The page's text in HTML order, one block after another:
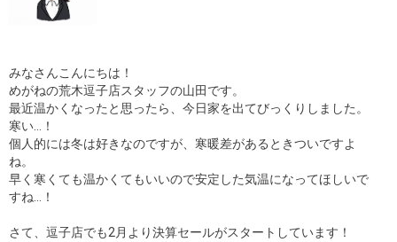
みなさんこんにちは！
めがねの荒木逗子店スタッフの山田です。
最近温かくなったと思ったら、今日家を出てびっくりしました。
寒い…！
個人的には冬は好きなのですが、寒暖差があるときついですよ
ね。
早く寒くても温かくてもいいので安定した気温になってほしいで
すね…！
さて、逗子店でも2月より決算セールがスタートしています！